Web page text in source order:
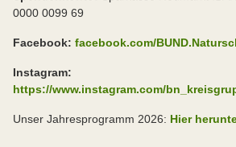
0000 0099 69
Facebook: facebook.com/
Instagram:
https://www.instagram.com/
Unser Jahresprogramm 2026: Hier